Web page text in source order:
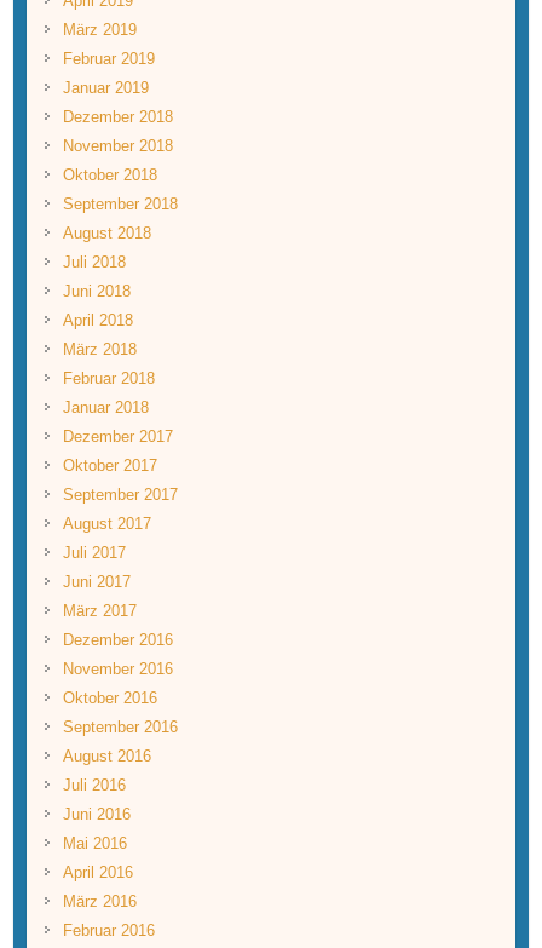
März 2019
Februar 2019
Januar 2019
Dezember 2018
November 2018
Oktober 2018
September 2018
August 2018
Juli 2018
Juni 2018
April 2018
März 2018
Februar 2018
Januar 2018
Dezember 2017
Oktober 2017
September 2017
August 2017
Juli 2017
Juni 2017
März 2017
Dezember 2016
November 2016
Oktober 2016
September 2016
August 2016
Juli 2016
Juni 2016
Mai 2016
April 2016
März 2016
Februar 2016